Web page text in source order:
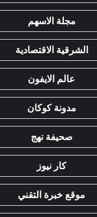
مجلة الاسهم
الشرقية الاقتصادية
عالم الايفون
مدونة كوكان
صحيفة نهج
كار نيوز
موقع خبرة التقني